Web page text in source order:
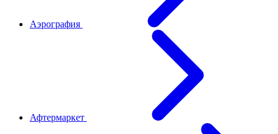
Аэрография
Афтермаркет